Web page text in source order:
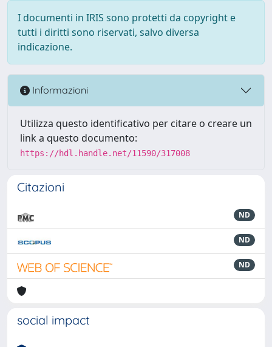
I documenti in IRIS sono protetti da copyright e
tutti i diritti sono riservati, salvo diversa
indicazione.
Informazioni
Utilizza questo identificativo per citare o creare un
link a questo documento:
https://hdl.handle.net/11590/317008
Citazioni
ND
ND
ND
social impact